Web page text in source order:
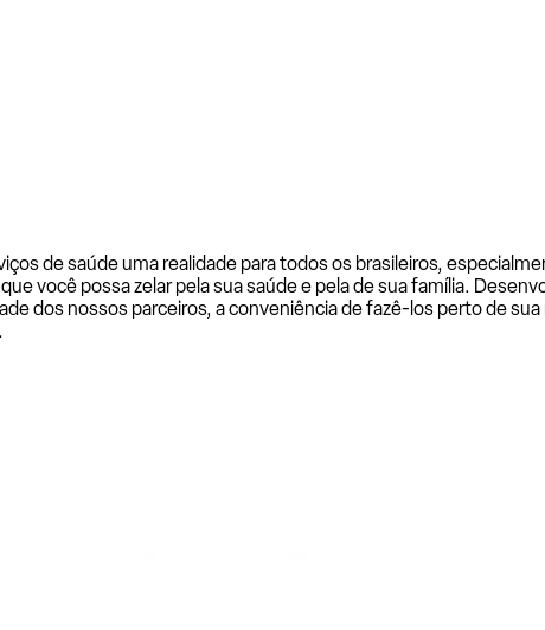
de saúde uma realidade para todos os brasileiros,
você possa zelar pela sua saúde e pela de sua família.
dos nossos parceiros, a conveniência de fazê-los perto de